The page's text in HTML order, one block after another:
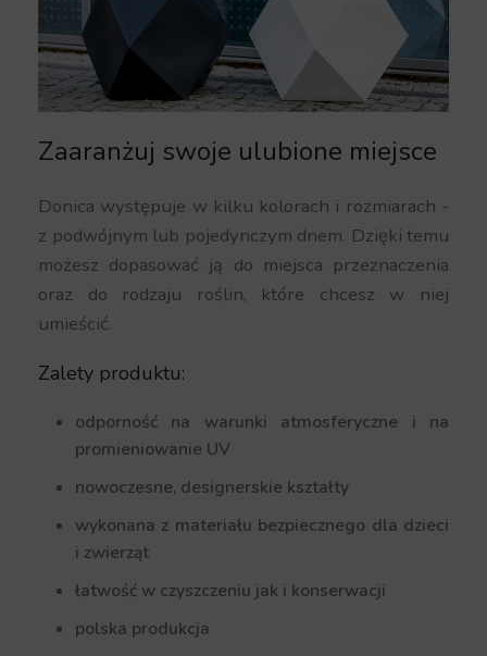
Zaaranżuj swoje ulubione miejsce
Donica występuje w kilku kolorach i rozmiarach -
z podwójnym lub pojedynczym dnem. Dzięki temu
możesz dopasować ją do miejsca przeznaczenia
oraz do rodzaju roślin, które chcesz w niej
umieścić.
Zalety produktu:
odporność na warunki atmosferyczne i na
promieniowanie UV
nowoczesne, designerskie kształty
wykonana z materiału bezpiecznego dla dzieci
i zwierząt
łatwość w czyszczeniu jak i konserwacji
polska produkcja